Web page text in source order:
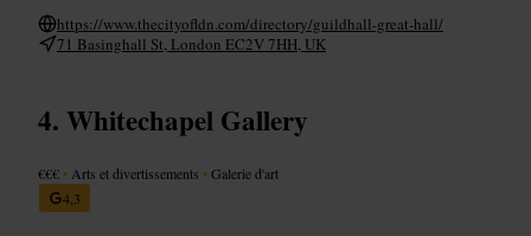
https://www.thecityofldn.com/directory/guildhall-great-hall/
71 Basinghall St, London EC2V 7HH, UK
Whitechapel Gallery
€€€ • Arts et divertissements •Galerie d'art
4,3